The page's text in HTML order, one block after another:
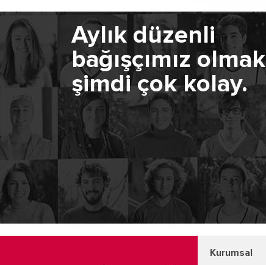
Aylık düzenli
bağışçımız olmak
şimdi çok kolay.
Kurumsal